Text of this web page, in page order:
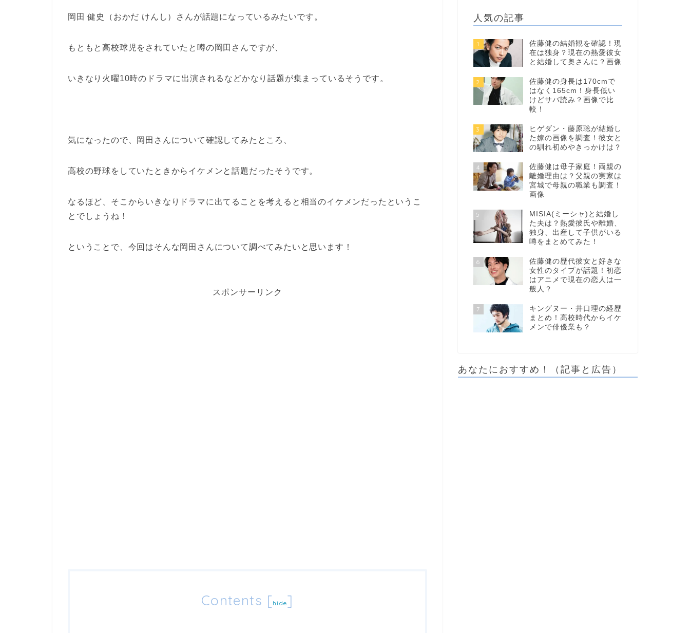
岡田 健史（おかだ けんし）さんが話題になっているみたいです。
もともと高校球児をされていたと噂の岡田さんですが、
いきなり火曜10時のドラマに出演されるなどかなり話題が集まっているそうです。
気になったので、岡田さんについて確認してみたところ、
高校の野球をしていたときからイケメンと話題だったそうです。
なるほど、そこからいきなりドラマに出てることを考えると相当のイケメンだったというこ
とでしょうね！
ということで、今回はそんな岡田さんについて調べてみたいと思います！
スポンサーリンク
Contents [hide]
人気の記事
1
佐藤健の結婚観を確認！現
在は独身？現在の熱愛彼女
と結婚して奥さんに？画像
2
佐藤健の身長は170cmで
はなく165cm！身長低い
けどサバ読み？画像で比
較！
3
ヒゲダン・藤原聡が結婚し
た嫁の画像を調査！彼女と
の馴れ初めやきっかけは？
4
佐藤健は母子家庭！両親の
離婚理由は？父親の実家は
宮城で母親の職業も調査！
画像
5
MISIA(ミーシャ)と結婚し
た夫は？熱愛彼氏や離婚、
独身、出産して子供がいる
噂をまとめてみた！
6
佐藤健の歴代彼女と好きな
女性のタイプが話題！初恋
はアニメで現在の恋人は一
般人？
7
キングヌー・井口理の経歴
まとめ！高校時代からイケ
メンで俳優業も？
あなたにおすすめ！（記事と広告）